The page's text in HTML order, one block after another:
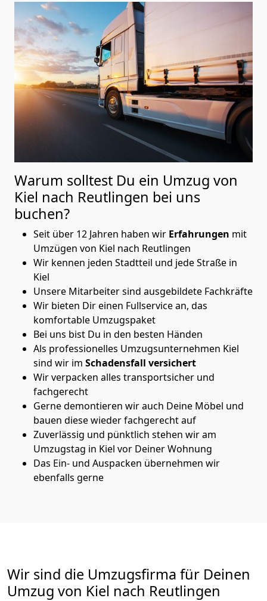
Warum solltest Du ein Umzug von
Kiel nach Reutlingen bei uns
buchen?
Seit über 12 Jahren haben wir Erfahrungen mit
Umzügen von Kiel nach Reutlingen
Wir kennen jeden Stadtteil und jede Straße in
Kiel
Unsere Mitarbeiter sind ausgebildete Fachkräfte
Wir bieten Dir einen Fullservice an, das
komfortable Umzugspaket
Bei uns bist Du in den besten Händen
Als professionelles Umzugsunternehmen Kiel
sind wir im Schadensfall versichert
Wir verpacken alles transportsicher und
fachgerecht
Gerne demontieren wir auch Deine Möbel und
bauen diese wieder fachgerecht auf
Zuverlässig und pünktlich stehen wir am
Umzugstag in Kiel vor Deiner Wohnung
Das Ein- und Auspacken übernehmen wir
ebenfalls gerne
Wir sind die Umzugsfirma für Deinen
Umzug von Kiel nach Reutlingen